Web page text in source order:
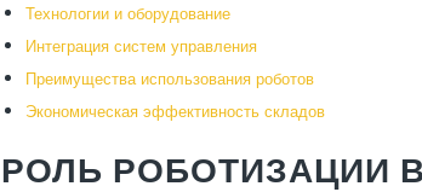
Технологии и оборудование
Интеграция систем управления
Преимущества использования роботов
Экономическая эффективность складов
РОЛЬ РОБОТИЗАЦИИ